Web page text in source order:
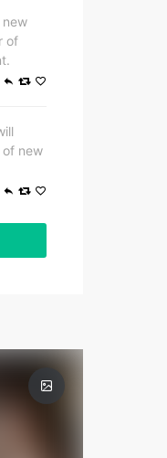
new
of
of new